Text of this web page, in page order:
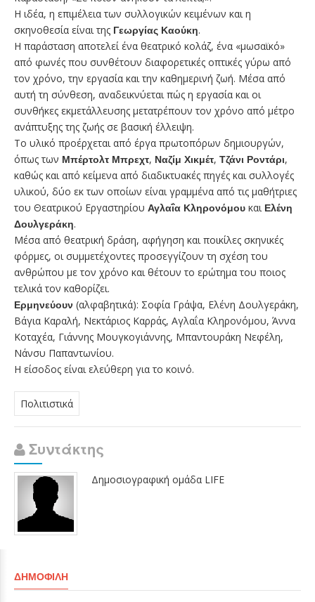
Η ιδέα, η επιμέλεια των συλλογικών κειμένων και η
σκηνοθεσία είναι της Γεωργίας Καούκη.
Η παράσταση αποτελεί ένα θεατρικό κολάζ, ένα «μωσαϊκό»
από φωνές που συνθέτουν διαφορετικές οπτικές γύρω από
τον χρόνο, την εργασία και την καθημερινή ζωή. Μέσα από
αυτή τη σύνθεση, αναδεικνύεται πώς η εργασία και οι
συνθήκες εκμετάλλευσης μετατρέπουν τον χρόνο από μέτρο
ανάπτυξης της ζωής σε βασική έλλειψη.
Το υλικό προέρχεται από έργα πρωτοπόρων δημιουργών,
όπως των Μπέρτολτ Μπρεχτ, Ναζίμ Χικμέτ, Τζάνι Ροντάρι,
καθώς και από κείμενα από διαδικτυακές πηγές και συλλογές
υλικού, δύο εκ των οποίων είναι γραμμένα από τις μαθήτριες
του Θεατρικού Εργαστηρίου Αγλαΐα Κληρονόμου και Ελένη
Δουλγεράκη.
Μέσα από θεατρική δράση, αφήγηση και ποικίλες σκηνικές
φόρμες, οι συμμετέχοντες προσεγγίζουν τη σχέση του
ανθρώπου με τον χρόνο και θέτουν το ερώτημα του ποιος
τελικά τον καθορίζει.
Ερμηνεύουν (αλφαβητικά): Σοφία Γράψα, Ελένη Δουλγεράκη,
Βάγια Καραλή, Νεκτάριος Καρράς, Αγλαΐα Κληρονόμου, Άννα
Κοταχέα, Γιάννης Μουγκογιάννης, Μπαντουράκη Νεφέλη,
Νάνσυ Παπαντωνίου.
Η είσοδος είναι ελεύθερη για το κοινό.
Πολιτιστικά
Συντάκτης
Δημοσιογραφική ομάδα LIFE
ΔΗΜΟΦΙΛΉ